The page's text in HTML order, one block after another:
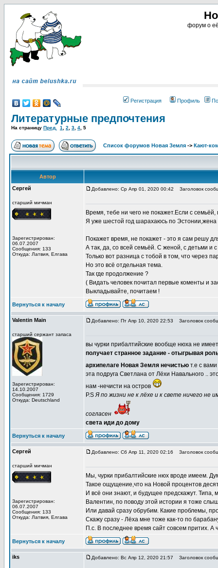
форум о
Регистрация Профиль
Литературные предпочтения
На страницу Пред. 1 2 3 4 5
Список форумов Новая Земля -> Кают-
Автор
Сергей
старший мичман
Зарегистрирован:
06.07.2007
Сообщения: 133
Откуда: Латвия, Елгава
Добавлено: Ср Апр 01, 2020 00:42 Заголовок
Время, тебе ни чего не покажет.Если с
Я уже шестой год шарахаюсь по Эстонии,жена
Покажет время, не покажет - это я сам решу
А так, да, со всей семьёй. С женой, с детьми и
Только вот разница с тобой в том, что через
Но это всё отдельная тема.
Так где продолжение ?
( Видать человек почитал первые коменты и
Выкладывайте, почитаем !
Вернуться к началу
Valentin Main
старший сержант запаса
Зарегистрирован:
14.10.2007
Сообщения: 1729
Откуда: Deutschland
Добавлено: Пт Апр 10, 2020 22:53 Заголовок
вы чурки прибалтийские вообще нюха не
получает странное задание - отыгрывая
архипелаге Новая Земля нечистью т.е с вами
эта подруга Светлана от Лёхи Навального ..
нам -нечисти на остров
P.SЯ по жизни не к лёхе и к свете ничего не
согласен
света иди до дому
Вернуться к началу
Сергей
старший мичман
Зарегистрирован:
06.07.2007
Сообщения: 133
Откуда: Латвия, Елгава
Добавлено: Сб Апр 11, 2020 02:16 Заголовок
Мы, чурки прибалтийские нюх вроде имеем.
Такое ощущение,что на Новой процентов
И всё они знают, и будущее предскажут.
Валентин, по поводу этой истории я тоже
Или давай сразу обрубим. Какие проблемы,
Скажу сразу - Лёха мне тоже как-то по
П.с. В последнее время сайт совсем притих.
Вернуться к началу
iks Добавлено: Вс Апр 12, 2020 21:57 Заголовок